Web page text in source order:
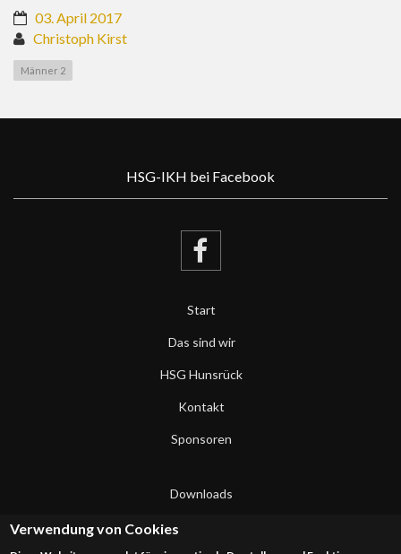
03. April 2017
Christoph Kirst
Männer 2
HSG-IKH bei Facebook
Start
Das sind wir
HSG Hunsrück
Kontakt
Sponsoren
Downloads
Datenschutzerklärung
Verwendung von Cookies